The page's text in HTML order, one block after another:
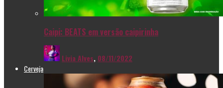
Caipi: BEATS em versão caipirinha
Livia Alves, 08/11/2022
Cerveja